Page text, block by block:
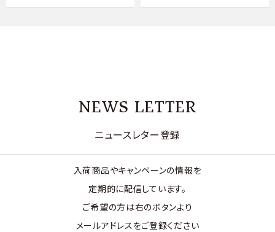
NEWS LETTER
ニュースレター登録
入荷商品やキャンペーンの情報を
定期的に配信しています。
ご希望の方は右のボタンより
メールアドレスをご登録ください